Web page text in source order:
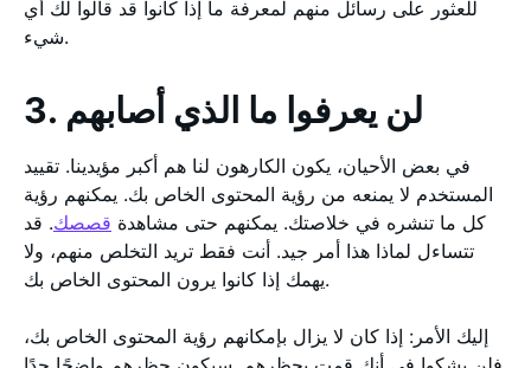
للعثور على رسائل منهم لمعرفة ما إذا كانوا قد قالوا لك أي
شيء.
3. لن يعرفوا ما الذي أصابهم
في بعض الأحيان، يكون الكارهون لنا هم أكبر مؤيدينا. تقييد
المستخدم لا يمنعه من رؤية المحتوى الخاص بك. يمكنهم رؤية
كل ما تنشره في خلاصتك. يمكنهم حتى مشاهدة قصصك. قد
تتساءل لماذا هذا أمر جيد. أنت فقط تريد التخلص منهم، ولا
يهمك إذا كانوا يرون المحتوى الخاص بك.
إليك الأمر: إذا كان لا يزال بإمكانهم رؤية المحتوى الخاص بك،